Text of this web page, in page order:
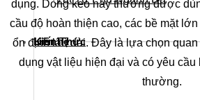
Kiến Thức
Liên hệ
dụng. Dòng keo này thường được
cầu độ hoàn thiện cao, các bề mặt
ổn định lâu dài. Đây là lựa chọn
dụng vật liệu hiện đại và có yêu
thường.